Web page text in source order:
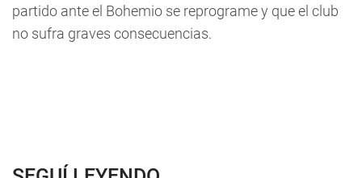
partido ante el Bohemio se reprograme y que el club
no sufra graves consecuencias.